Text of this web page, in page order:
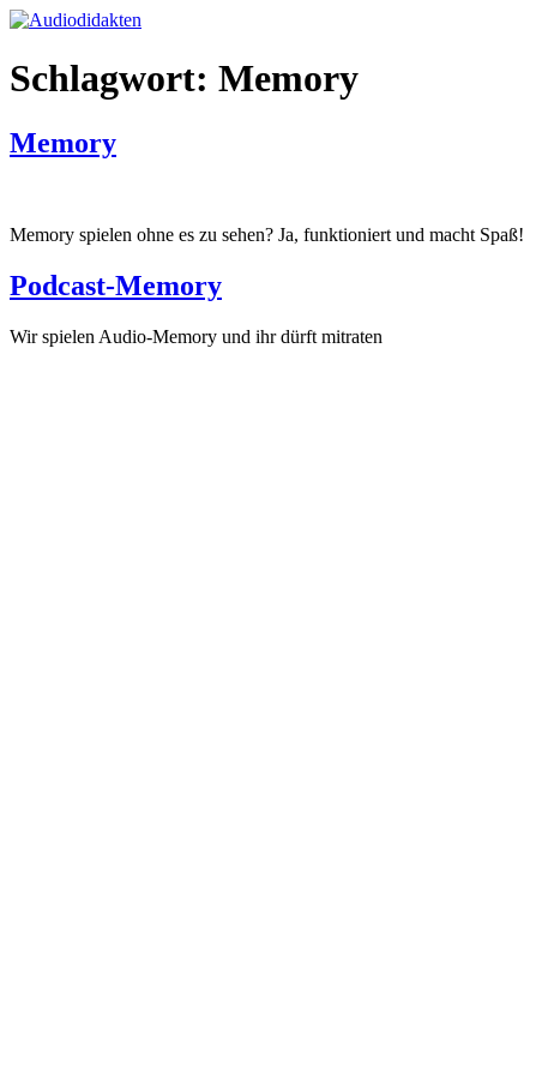
Zum
springen
Schlagwort: Memory
Memory
Memory spielen ohne es zu sehen? Ja, funktioniert und macht Spaß!
Podcast-Memory
Wir spielen Audio-Memory und ihr dürft mitraten